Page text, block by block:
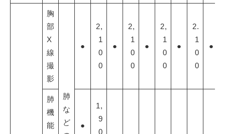
胸
部
X
線
撮
影
肺
な
ど
●
2,
1
0
0
●
2,
1
0
0
●
2,
1
0
0
●
2.
1
0
0
●
肺
機
能
●
1,
9
0